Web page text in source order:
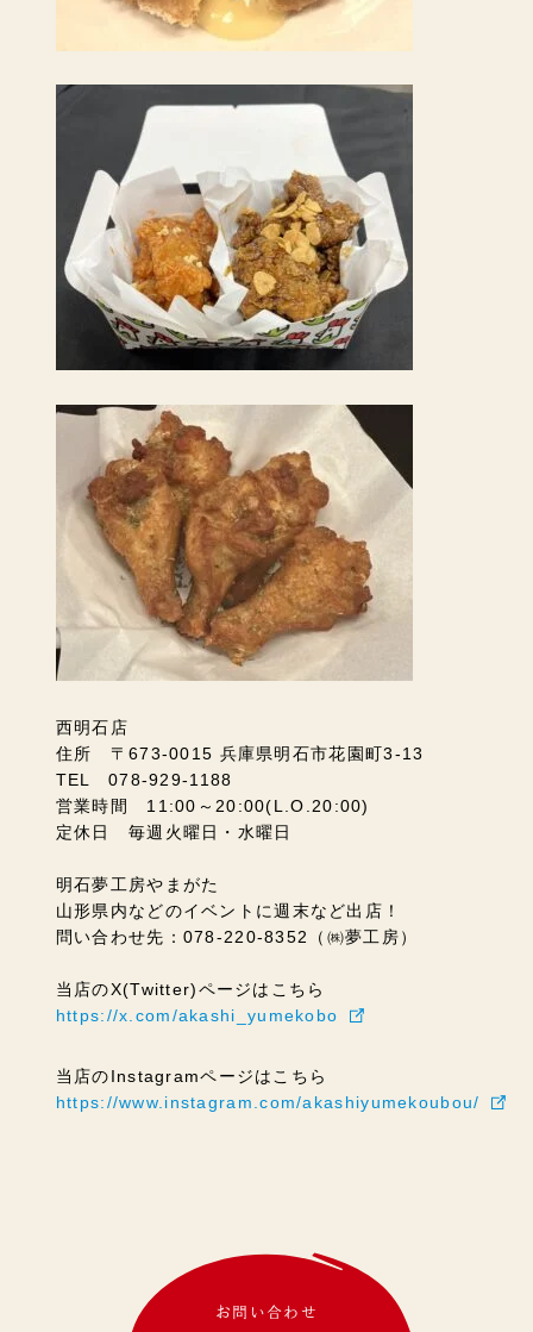
西明石店
住所 〒673-0015 兵庫県明石市花園町3-13
TEL 078-929-1188
営業時間 11:00～20:00(L.O.20:00)
定休日 毎週火曜日・水曜日
明石夢工房やまがた
山形県内などのイベントに週末など出店！
問い合わせ先：078-220-8352（㈱夢工房）
当店のX(Twitter)ページはこちら
https://x.com/akashi_yumekobo
当店のInstagramページはこちら
https://www.instagram.com/akashiyumekoubou/
お問い合わせ